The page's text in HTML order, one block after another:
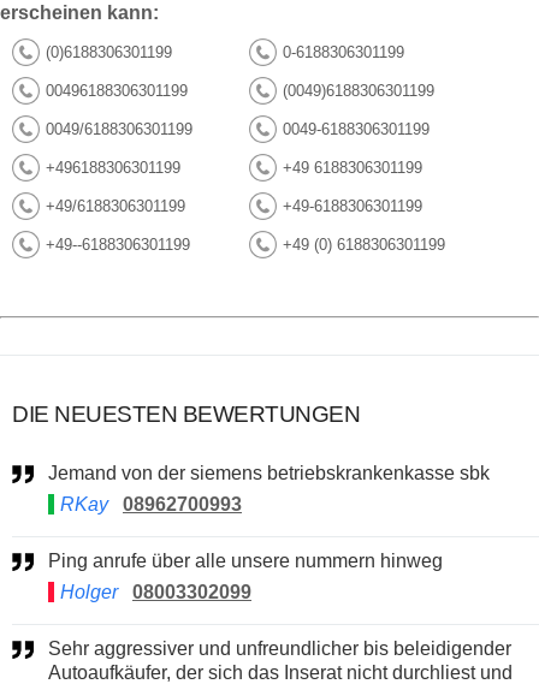
erscheinen kann:
(0)6188306301199 0-6188306301199
00496188306301199 (0049)6188306301199
0049/6188306301199 0049-6188306301199
+496188306301199 +49 6188306301199
+49/6188306301199 +49-6188306301199
+49--6188306301199 +49 (0) 6188306301199
DIE NEUESTEN BEWERTUNGEN
Jemand von der siemens betriebskrankenkasse sbk
RKay
08962700993
Ping anrufe über alle unsere nummern hinweg
Holger
08003302099
Sehr aggressiver und unfreundlicher bis beleidigender
Autoaufkäufer, der sich das Inserat nicht durchliest und